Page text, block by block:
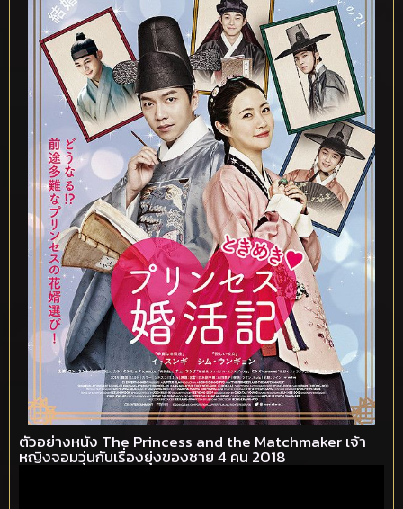
ตัวอย่างหนัง The Princess and the Matchmaker เจ้า
หญิงจอมวุ่นกับเรื่องยุ่งของชาย 4 คน 2018